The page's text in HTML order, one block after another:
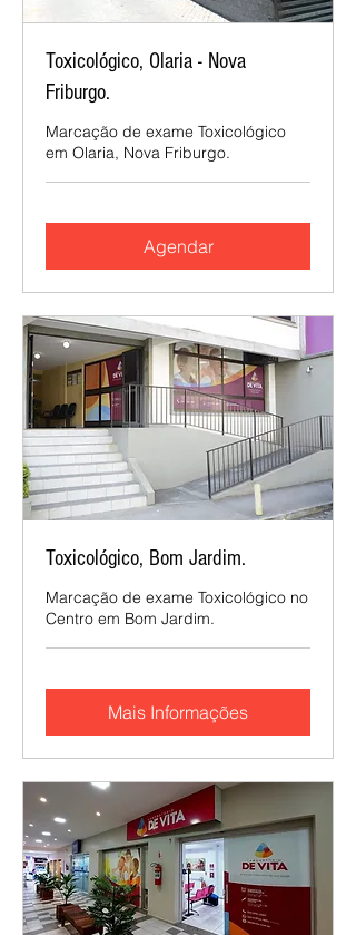
Toxicológico, Olaria - Nova
Friburgo.
Marcação de exame Toxicológico
em Olaria, Nova Friburgo.
Agendar
Toxicológico, Bom Jardim.
Marcação de exame Toxicológico no
Centro em Bom Jardim.
Mais Informações